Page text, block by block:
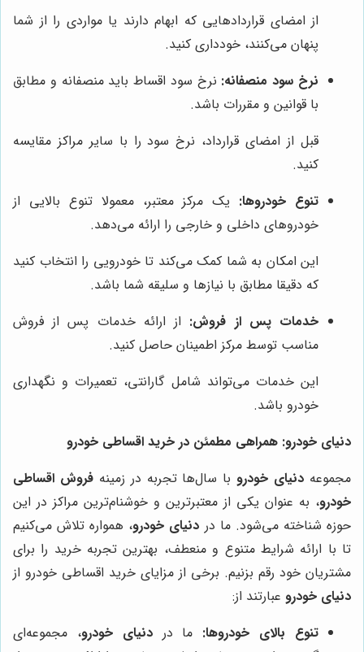
از امضای قراردادهایی که ابهام دارند یا مواردی را از شما
پنهان می‌کنند، خودداری کنید.
نرخ سود منصفانه: نرخ سود اقساط باید منصفانه و مطابق
با قوانین و مقررات باشد.
قبل از امضای قرارداد، نرخ سود را با سایر مراکز مقایسه
کنید.
تنوع خودروها: یک مرکز معتبر، معمولا تنوع بالایی از
خودروهای داخلی و خارجی را ارائه می‌دهد.
این امکان به شما کمک می‌کند تا خودرویی را انتخاب کنید
که دقیقا مطابق با نیازها و سلیقه شما باشد.
خدمات پس از فروش: از ارائه خدمات پس از فروش
مناسب توسط مرکز اطمینان حاصل کنید.
این خدمات می‌تواند شامل گارانتی، تعمیرات و نگهداری
خودرو باشد.
دنیای خودرو: همراهی مطمئن در خرید اقساطی خودرو
مجموعه دنیای خودروبا سال‌ها تجربه در زمینهفروش اقساطی
خودرو، به عنوان یکی از معتبرترین و خوشنام‌ترین مراکز در این
حوزه شناخته می‌شود. ما در دنیای خودرو، همواره تلاش می‌کنیم
تا با ارائه شرایط متنوع و منعطف، بهترین تجربه خرید را برای
مشتریان خود رقم بزنیم. برخی از مزایای خرید اقساطی خودرو از
دنیای خودرو عبارتند از:
تنوع بالای خودروها: ما دردنیای خودرو، مجموعه‌ای